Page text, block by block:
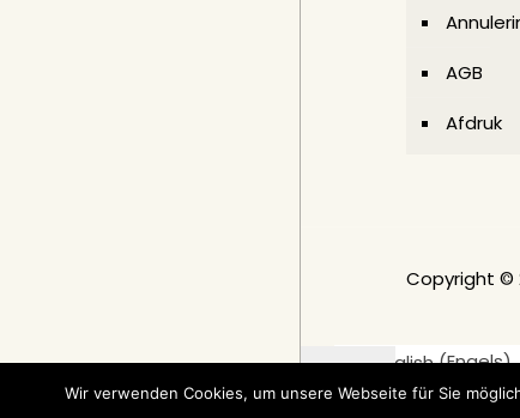
AGB
Afdruk
Copyright ©
English(Engels)
Suomi
Wir verwenden Cookies, um unsere Webseite für Sie